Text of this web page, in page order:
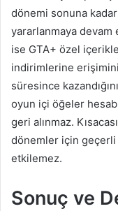
dönemi sonuna
yararlanmaya
ise GTA+ özel
indirimlerine
süresince
oyun içi öğeler
geri alınmaz.
dönemler için geçerli
etkilemez.
Sonuç ve